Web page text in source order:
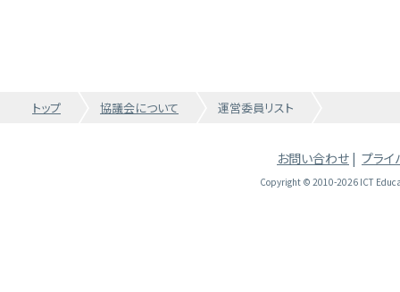
トップ 協議会について 運営委員リスト
お問い合わせ | プライ
Copyright © 2010-2026 ICT